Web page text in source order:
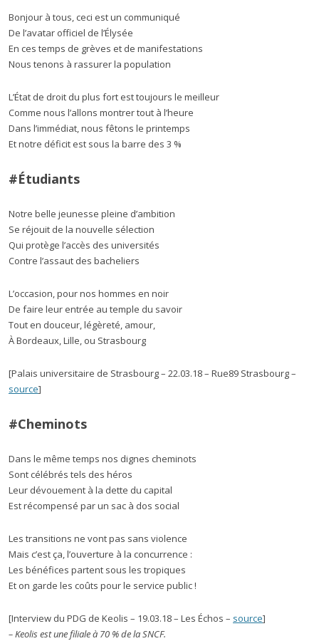
Bonjour à tous, ceci est un communiqué
De l’avatar officiel de l’Élysée
En ces temps de grèves et de manifestations
Nous tenons à rassurer la population
L’État de droit du plus fort est toujours le meilleur
Comme nous l’allons montrer tout à l’heure
Dans l’immédiat, nous fêtons le printemps
Et notre déficit est sous la barre des 3 %
#Étudiants
Notre belle jeunesse pleine d’ambition
Se réjouit de la nouvelle sélection
Qui protège l’accès des universités
Contre l’assaut des bacheliers
L’occasion, pour nos hommes en noir
De faire leur entrée au temple du savoir
Tout en douceur, légèreté, amour,
À Bordeaux, Lille, ou Strasbourg
[Palais universitaire de Strasbourg – 22.03.18 – Rue89 Strasbourg –
source]
#Cheminots
Dans le même temps nos dignes cheminots
Sont célébrés tels des héros
Leur dévouement à la dette du capital
Est récompensé par un sac à dos social
Les transitions ne vont pas sans violence
Mais c’est ça, l’ouverture à la concurrence :
Les bénéfices partent sous les tropiques
Et on garde les coûts pour le service public !
[Interview du PDG de Keolis – 19.03.18 – Les Échos – source]
– Keolis est une filiale à 70 % de la SNCF.